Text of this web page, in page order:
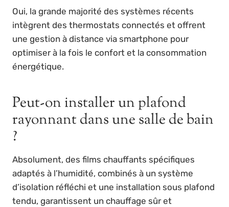
Oui, la grande majorité des systèmes récents
intègrent des thermostats connectés et offrent
une gestion à distance via smartphone pour
optimiser à la fois le confort et la consommation
énergétique.
Peut-on installer un plafond
rayonnant dans une salle de bain
?
Absolument, des films chauffants spécifiques
adaptés à l’humidité, combinés à un système
d’isolation réfléchi et une installation sous plafond
tendu, garantissent un chauffage sûr et